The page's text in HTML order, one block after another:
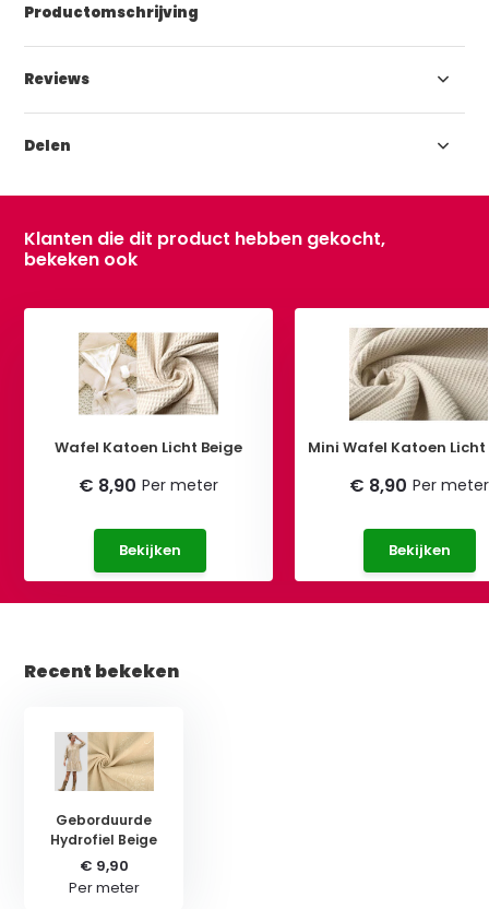
Productomschrijving
Reviews
Delen
Klanten die dit product hebben gekocht,
bekeken ook
Wafel Katoen Licht Beige
€ 8,90 Per meter
Bekijken
Mini Wafel Katoen Licht
€ 8,90 Per meter
Bekijken
Recent bekeken
Geborduurde
Hydrofiel Beige
€ 9,90
Per meter